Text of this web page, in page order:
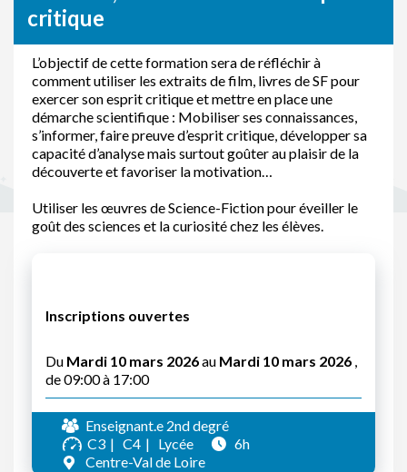
critique
L’objectif de cette formation sera de réfléchir à
comment utiliser les extraits de film, livres de SF pour
exercer son esprit critique et mettre en place une
démarche scientifique : Mobiliser ses connaissances,
s’informer, faire preuve d’esprit critique, développer sa
capacité d’analyse mais surtout goûter au plaisir de la
découverte et favoriser la motivation…
Utiliser les œuvres de Science-Fiction pour éveiller le
goût des sciences et la curiosité chez les élèves.
Inscriptions ouvertes
Du Mardi 10 mars 2026au Mardi 10 mars 2026 ,
de 09:00 à 17:00
Enseignant.e 2nd degré
C3
C4 Lycée
6h
Centre-Val de Loire